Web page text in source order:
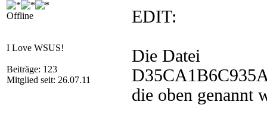
Offline
I Love WSUS!
Beiträge: 123
Mitglied seit: 26.07.11
EDIT:
Die Datei
die oben genannt